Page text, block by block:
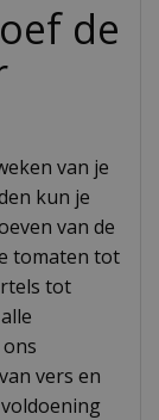
de
van je
kun je
van de
tomaten tot
tot
vers en